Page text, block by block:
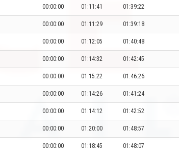
00:00:00 01:11:41 01:39:22
00:00:00 01:11:29 01:39:18
00:00:00 01:12:05 01:40:48
00:00:00 01:14:32 01:42:45
00:00:00 01:15:22 01:46:26
00:00:00 01:14:26 01:41:24
00:00:00 01:14:12 01:42:52
00:00:00 01:20:00 01:48:57
00:00:00 01:18:45 01:48:07